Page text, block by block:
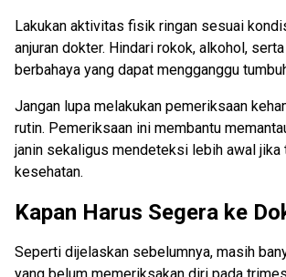
Lakukan aktivitas fisik ringan sesuai
anjuran dokter. Hindari rokok, alkohol,
berbahaya yang dapat mengganggu
Jangan lupa melakukan pemeriksaan
rutin. Pemeriksaan ini membantu
janin sekaligus mendeteksi lebih awal jika
kesehatan.
Kapan Harus Segera ke
Seperti dijelaskan sebelumnya, masih